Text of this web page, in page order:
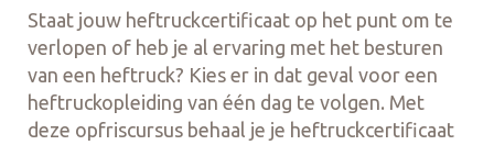
Staat jouw heftruckcertificaat op het punt om te
verlopen of heb je al ervaring met het besturen
van een heftruck? Kies er in dat geval voor een
heftruckopleiding van één dag te volgen. Met
deze opfriscursus behaal je je heftruckcertificaat